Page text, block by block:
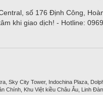
số 176 Định Công,
khi giao dịch! - Hotline:
Sky City Tower, Indochina Plaza,
Chính, Khu Việt kiều Châu Âu, Linh